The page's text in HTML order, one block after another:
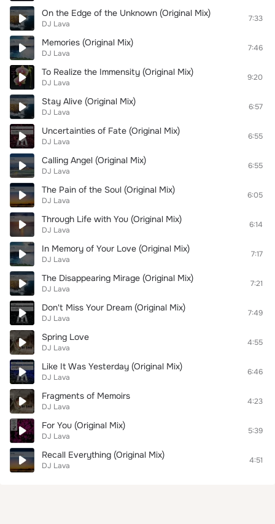
On the Edge of the Unknown (Original Mix)
DJ Lava
7:33
Memories (Original Mix)
DJ Lava
7:46
To Realize the Immensity (Original Mix)
DJ Lava
9:20
Stay Alive (Original Mix)
DJ Lava
6:57
Uncertainties of Fate (Original Mix)
DJ Lava
6:55
Calling Angel (Original Mix)
DJ Lava
6:55
The Pain of the Soul (Original Mix)
DJ Lava
6:05
Through Life with You (Original Mix)
DJ Lava
6:14
In Memory of Your Love (Original Mix)
DJ Lava
7:17
The Disappearing Mirage (Original Mix)
DJ Lava
7:21
Don't Miss Your Dream (Original Mix)
DJ Lava
7:49
Spring Love
DJ Lava
4:55
Like It Was Yesterday (Original Mix)
DJ Lava
6:46
Fragments of Memoirs
DJ Lava
4:23
For You (Original Mix)
DJ Lava
5:39
Recall Everything (Original Mix)
DJ Lava
4:51